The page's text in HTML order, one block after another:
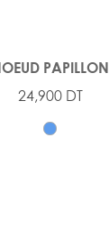
PAPILLON
24,900 DT